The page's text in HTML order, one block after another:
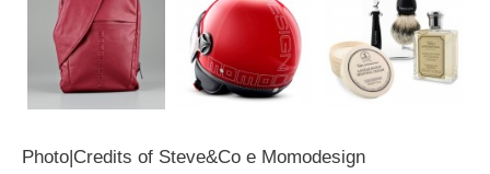
Photo|Credits of Steve&Co e Momodesign